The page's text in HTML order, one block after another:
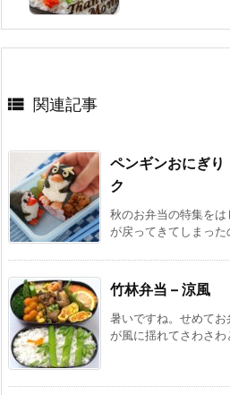
 関連記事
ペンギンおにぎ
ク
秋のお弁当の特集を
が戻ってきてしまっ
竹林弁当 – 涼風
暑いですね。せめて
が風に揺れてさわさ